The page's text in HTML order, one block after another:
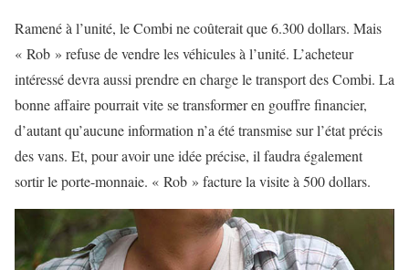
Ramené à l’unité, le Combi ne coûterait que 6.300 dollars. Mais
« Rob » refuse de vendre les véhicules à l’unité. L’acheteur
intéressé devra aussi prendre en charge le transport des Combi. La
bonne affaire pourrait vite se transformer en gouffre financier,
d’autant qu’aucune information n’a été transmise sur l’état précis
des vans. Et, pour avoir une idée précise, il faudra également
sortir le porte-monnaie. « Rob » facture la visite à 500 dollars.